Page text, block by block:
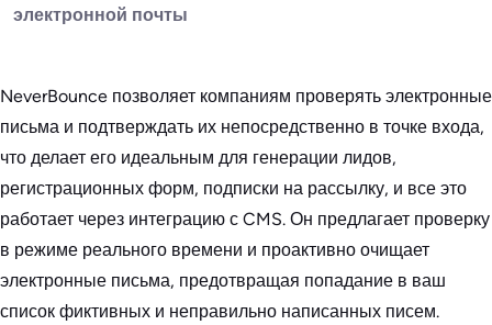
электронной почты
NeverBounce позволяет компаниям проверять электронные
письма и подтверждать их непосредственно в точке входа,
что делает его идеальным для генерации лидов,
регистрационных форм, подписки на рассылку, и все это
работает через интеграцию с CMS. Он предлагает проверку
в режиме реального времени и проактивно очищает
электронные письма, предотвращая попадание в ваш
список фиктивных и неправильно написанных писем.